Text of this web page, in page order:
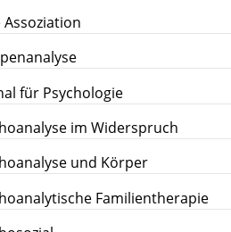
Assoziation
für Psychologie
im Widerspruch
und Körper
Familientherapie